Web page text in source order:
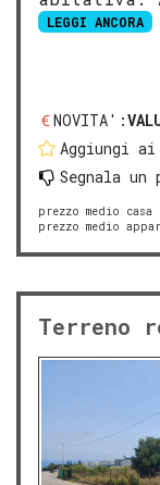
LEGGI ANCORA
NOVITA':
Aggiungi
Segnala un
prezzo medio
prezzo medio
Terreno